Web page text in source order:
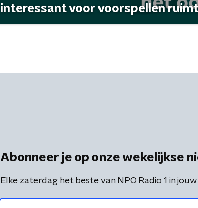
interessant voor voorspellen
Abonneer je op onze wekelijkse
Elke zaterdag het beste van NPO Radio 1 in